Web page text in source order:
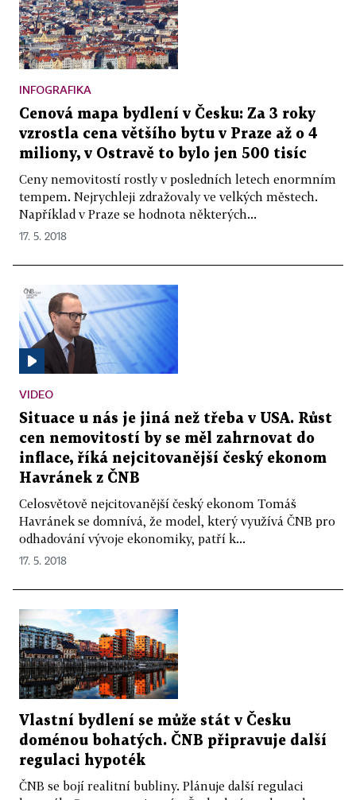
INFOGRAFIKA
Cenová mapa bydlení v Česku: Za 3 roky
vzrostla cena většího bytu v Praze až o 4
miliony, v Ostravě to bylo jen 500 tisíc
Ceny nemovitostí rostly v posledních letech enormním
tempem. Nejrychleji zdražovaly ve velkých městech.
Například v Praze se hodnota některých...
17. 5. 2018
VIDEO
Situace u nás je jiná než třeba v USA. Růst
cen nemovitostí by se měl zahrnovat do
inflace, říká nejcitovanější český ekonom
Havránek z ČNB
Celosvětově nejcitovanější český ekonom Tomáš
Havránek se domnívá, že model, který využívá ČNB pro
odhadování vývoje ekonomiky, patří k...
17. 5. 2018
Vlastní bydlení se může stát v Česku
doménou bohatých. ČNB připravuje další
regulaci hypoték
ČNB se bojí realitní bubliny. Plánuje další regulaci